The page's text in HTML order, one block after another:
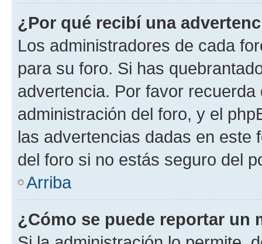
¿Por qué recibí una
Los administradores de cada
para su foro. Si has
advertencia. Por favor
administración del foro, y el
las advertencias dadas en este
del foro si no estás seguro del
Arriba
¿Cómo se puede reportar un